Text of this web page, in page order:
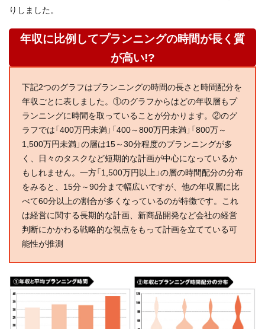
りしました。
年収に比例してプランニングの時間が長く質
が高い!?
下記2つのグラフはプランニングの時間の長さと時間配分を
年収ごとに表しました。①のグラフからはどの年収層もプ
ランニングに時間を取っていることが分かります。②のグ
ラフでは「400万円未満」「400～800万円未満」「800万～
1,500万円未満」の層は15～30分程度のプランニングが多
く、日々のタスクなど短期的な計画が中心になっているか
もしれません。一方「1,500万円以上」の層の時間配分の分布
をみると、15分～90分まで幅広いですが、他の年収層に比
べて60分以上の割合が多くなっているのが特徴です。これ
は経営に関する長期的な計画、新商品開発など会社の経営
判断にかかわる戦略的な視点をもって計画を立てている可
能性が推測